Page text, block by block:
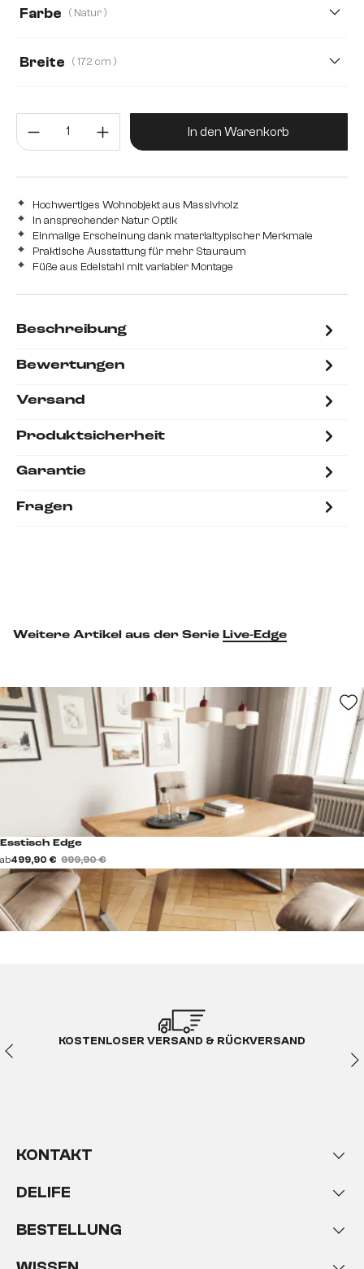
Farbe ( Natur )
Breite ( 172 cm )
Produkt Anzahl: Gib den
In den Warenkorb
Hochwertiges Wohnobjekt aus Massivholz
In ansprechender Natur Optik
Einmalige Erscheinung dank materialtypischer Merkmale
Praktische Ausstattung für mehr Stauraum
Füße aus Edelstahl mit variabler Montage
Beschreibung
Bewertungen
Versand
Produktsicherheit
Garantie
Fragen
Weitere Artikel aus der Serie Live-Edge
Esstisch Edge
ab499,90 € 999,90 €
KOSTENLOSER VERSAND & RÜCKVERSAND
KONTAKT
DELIFE
BESTELLUNG